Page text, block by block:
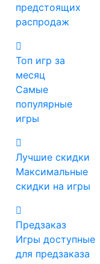
предстоящих
распродаж
Топ игр за
месяц
Самые
популярные
игры
Лучшие скидки
Максимальные
скидки на игры
Предзаказ
Игры доступные
для предзаказа